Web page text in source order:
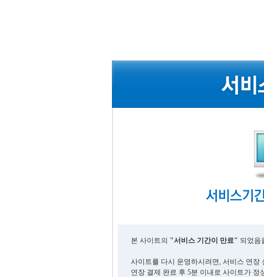
본 사이트의 "서비스 기간이 만료" 되었음
사이트를 다시 운영하시려면, 서비스 연장
연장 결제 완료 후 5분 이내로 사이트가 정